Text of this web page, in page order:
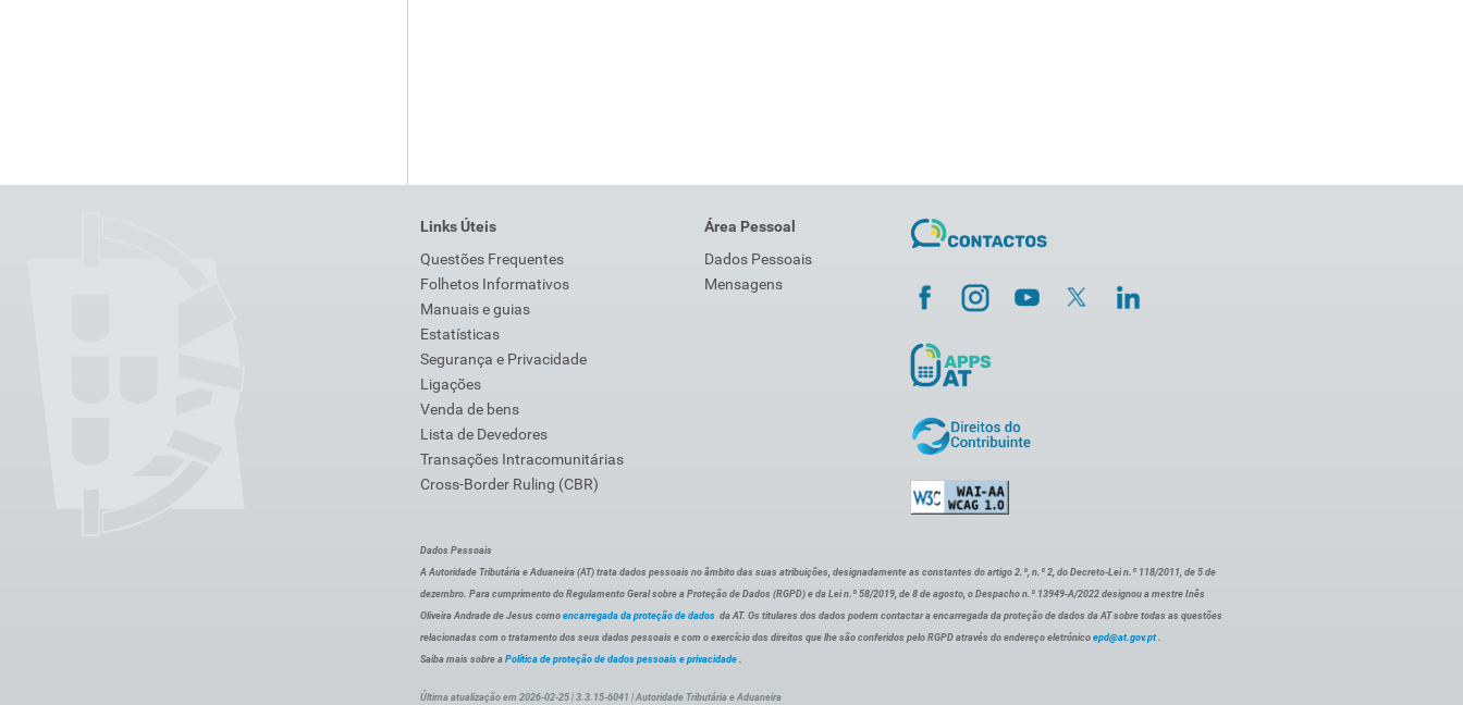
Links Úteis
Questões Frequentes
Folhetos Informativos
Manuais e guias
Estatísticas
Segurança e Privacidade
Ligações
Venda de bens
Lista de Devedores
Transações Intracomunitárias
Cross-Border Ruling (CBR)
Área Pessoal
Dados Pessoais
Mensagens
Dados Pessoais
A Autoridade Tributária e Aduaneira (AT) trata dados pessoais no âmbito das suas atribuições, designadamente as constantes do artigo 2.º, n.º 2, do Decreto-Lei n.º 118/2011, de 5 de
dezembro. Para cumprimento do Regulamento Geral sobre a Proteção de Dados (RGPD) e da Lei n.º 58/2019, de 8 de agosto, o Despacho n.º 13949-A/2022 designou a mestre Inês
Oliveira Andrade de Jesus como encarregada da proteção de dados da AT. Os titulares dos dados podem contactar a encarregada da proteção de dados da AT sobre todas as questões
relacionadas com o tratamento dos seus dados pessoais e com o exercício dos direitos que lhe são conferidos pelo RGPD através do endereço eletrónico epd@at.gov.pt .
Saiba mais sobre a Política de proteção de dados pessoais e privacidade .
Última atualização em 2026-02-25 | 3.3.15-6041 | Autoridade Tributária e Aduaneira